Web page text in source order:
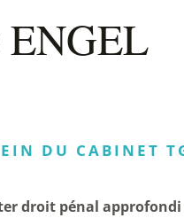
ENGEL
DU CABINET
droit pénal approfondi